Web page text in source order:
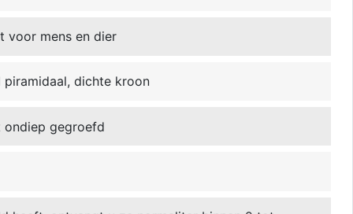
voor mens en dier
piramidaal, dichte kroon
ondiep gegroefd